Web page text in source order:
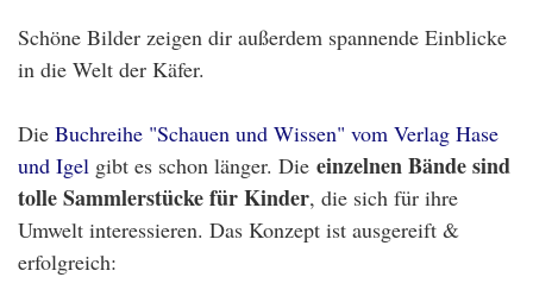
Schöne Bilder zeigen dir außerdem spannende Einblicke
in die Welt der Käfer.
Die Buchreihe "Schauen und Wissen" vom Verlag Hase
und Igel gibt es schon länger. Die einzelnen Bände sind
tolle Sammlerstücke für Kinder, die sich für ihre
Umwelt interessieren. Das Konzept ist ausgereift &
erfolgreich: